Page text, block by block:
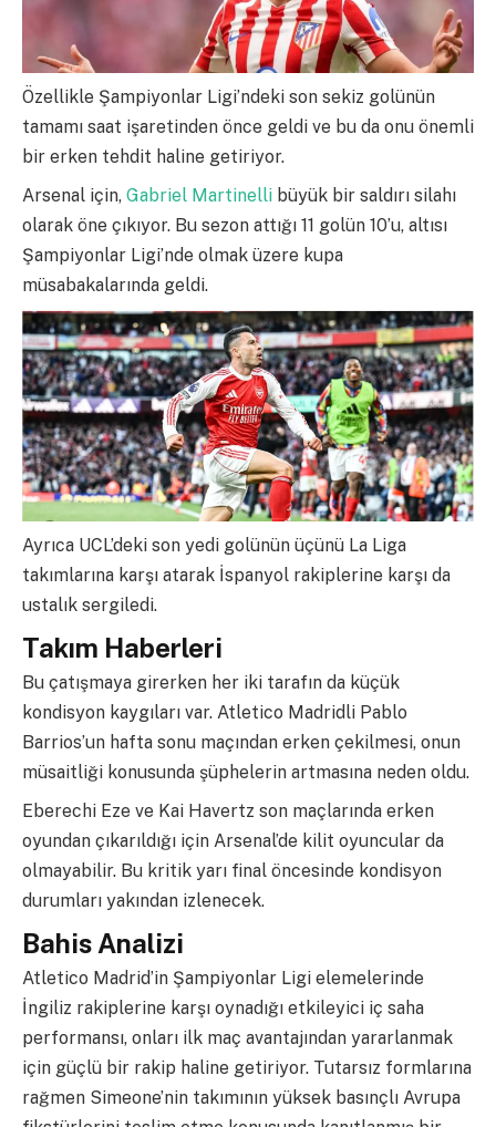
Özellikle Şampiyonlar Ligi’ndeki son sekiz golünün
tamamı saat işaretinden önce geldi ve bu da onu önemli
bir erken tehdit haline getiriyor.
Arsenal için, Gabriel Martinelli büyük bir saldırı silahı
olarak öne çıkıyor. Bu sezon attığı 11 golün 10’u, altısı
Şampiyonlar Ligi’nde olmak üzere kupa
müsabakalarında geldi.
Ayrıca UCL’deki son yedi golünün üçünü La Liga
takımlarına karşı atarak İspanyol rakiplerine karşı da
ustalık sergiledi.
Takım Haberleri
Bu çatışmaya girerken her iki tarafın da küçük
kondisyon kaygıları var. Atletico Madridli Pablo
Barrios’un hafta sonu maçından erken çekilmesi, onun
müsaitliği konusunda şüphelerin artmasına neden oldu.
Eberechi Eze ve Kai Havertz son maçlarında erken
oyundan çıkarıldığı için Arsenal’de kilit oyuncular da
olmayabilir. Bu kritik yarı final öncesinde kondisyon
durumları yakından izlenecek.
Bahis Analizi
Atletico Madrid’in Şampiyonlar Ligi elemelerinde
İngiliz rakiplerine karşı oynadığı etkileyici iç saha
performansı, onları ilk maç avantajından yararlanmak
için güçlü bir rakip haline getiriyor. Tutarsız formlarına
rağmen Simeone’nin takımının yüksek basınçlı Avrupa